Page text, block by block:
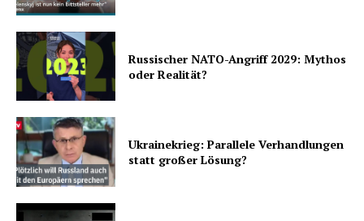
Russischer NATO-Angriff 2029: Mythos
oder Realität?
Ukrainekrieg: Parallele Verhandlungen
statt großer Lösung?